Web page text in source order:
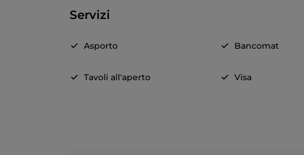
Servizi
Asporto Bancomat
Tavoli all'aperto Visa